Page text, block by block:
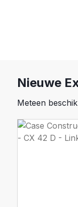
Nieuwe
Meteen